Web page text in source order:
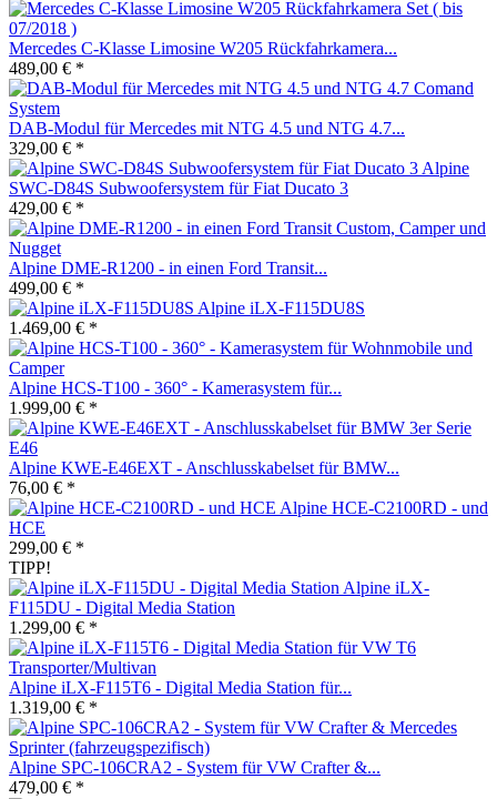
Mercedes C-Klasse Limosine W205 Rückfahrkamera...
489,00 € *
DAB-Modul für Mercedes mit NTG 4.5 und NTG 4.7...
329,00 € *
Alpine
SWC-D84S Subwoofersystem für Fiat Ducato 3
429,00 € *
Alpine DME-R1200 - in einen Ford Transit...
499,00 € *
Alpine iLX-F115DU8S
1.469,00 € *
Alpine HCS-T100 - 360° - Kamerasystem für...
1.999,00 € *
Alpine KWE-E46EXT - Anschlusskabelset für BMW...
76,00 € *
Alpine HCE-C2100RD - und
HCE
299,00 € *
TIPP!
Alpine iLX-
F115DU - Digital Media Station
1.299,00 € *
Alpine iLX-F115T6 - Digital Media Station für...
1.319,00 € *
Alpine SPC-106CRA2 - System für VW Crafter &...
479,00 € *